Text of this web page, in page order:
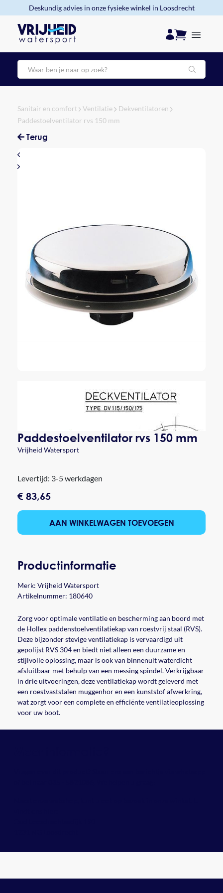
Deskundig advies in onze fysieke winkel in Loosdrecht
Zoeken
Sanitair en comfort Ventilatie
Dekventilatoren
Paddestoelventilator rvs 150 mm
Terug
Paddestoelventilator rvs 150 mm
Vrijheid Watersport
Levertijd: 3-5 werkdagen
€ 83,65
AAN WINKELWAGEN TOEVOEGEN
Productinformatie
Merk: Vrijheid Watersport
Artikelnummer: 180640
Zorg voor optimale ventilatie en bescherming aan boord met
de Hollex paddenstoelventilatiekap van roestvrij staal (RVS).
Deze bijzonder stevige ventilatiekap is vervaardigd uit
gepolijst RVS 304 en biedt niet alleen een duurzame en
stijlvolle oplossing, maar is ook van binnenuit waterdicht
afsluitbaar met behulp van een messing spindel. Verkrijgbaar
in drie uitvoeringen, deze ventilatiekap wordt geleverd met
een roestvaststalen muggenhor en een kunststof afwerkring,
wat zorgt voor een complete en efficiënte ventilatieoplossing
voor uw boot.